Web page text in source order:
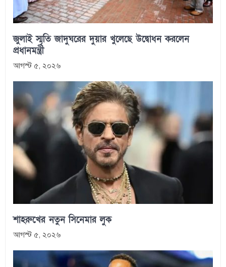
জুলাই স্মৃতি জাদুঘরের দুয়ার খুলেছে উদ্বোধন করলেন
প্রধানমন্ত্রী
আগস্ট ৫, ২০২৬
শাহরুখের নতুন সিনেমার লুক
আগস্ট ৫, ২০২৬